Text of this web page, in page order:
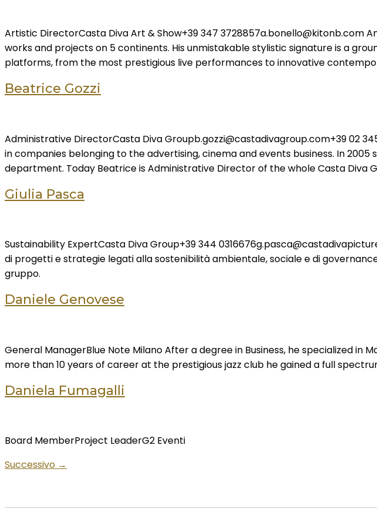
Artistic DirectorCasta Diva Art & Show+39 347 3728857a.bonello@kitonb.com
works and projects on 5 continents. His unmistakable stylistic signature is a
platforms, from the most prestigious live performances to innovative
Beatrice Gozzi
Administrative DirectorCasta Diva Groupb.gozzi@castadivagroup.com+39 02
in companies belonging to the advertising, cinema and events business. In
department. Today Beatrice is Administrative Director of the whole Casta Diva
Giulia Pasca
Sustainability ExpertCasta Diva Group+39 344
di progetti e strategie legati alla sostenibilità ambientale, sociale e di
gruppo.
Daniele Genovese
General ManagerBlue Note Milano After a degree in Business, he specialized
more than 10 years of career at the prestigious jazz club he gained a full
Daniela Fumagalli
Board MemberProject LeaderG2 Eventi
Successivo →